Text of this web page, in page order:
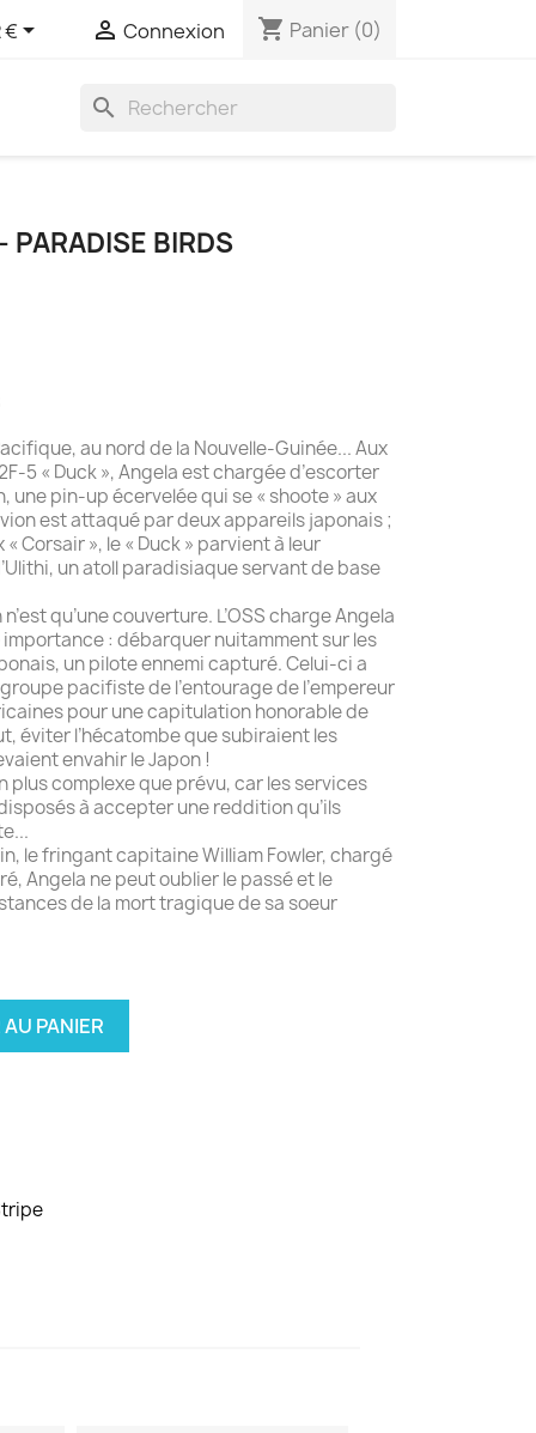
€  Connexion shopping_cart Panier (0)
search
PARADISE BIRDS
au nord de la Nouvelle-Guinée... Aux
5 « Duck », Angela est chargée d’escorter
une pin-up écervelée qui se « shoote » aux
est attaqué par deux appareils japonais ;
Corsair », le « Duck » parvient à leur
un atoll paradisiaque servant de base
qu’une couverture. L’OSS charge Angela
importance : débarquer nuitamment sur les
un pilote ennemi capturé. Celui-ci a
pacifiste de l’entourage de l’empereur
pour une capitulation honorable de
éviter l’hécatombe que subiraient les
envahir le Japon !
plus complexe que prévu, car les services
à accepter une reddition qu’ils
le fringant capitaine William Fowler, chargé
Angela ne peut oublier le passé et le
de la mort tragique de sa soeur
PANIER